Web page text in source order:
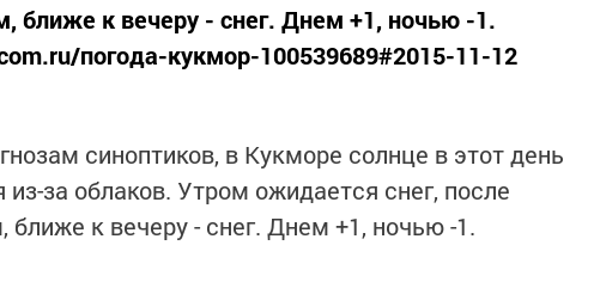
ближе к вечеру - снег. Днем +1, ночью -1.
погода-кукмор-100539689#2015-11-12
синоптиков, в Кукморе солнце в этот день
за облаков. Утром ожидается снег, после
ближе к вечеру - снег. Днем +1, ночью -1.